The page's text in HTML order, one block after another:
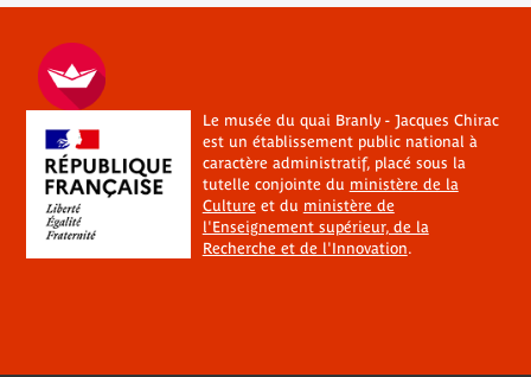
Le musée du quai Branly - Jacques Chirac
est un établissement public national à
caractère administratif, placé sous la
tutelle conjointe du ministère de la
Cultureet du ministère de
l'Enseignement supérieur, de la
Recherche et de l'Innovation.